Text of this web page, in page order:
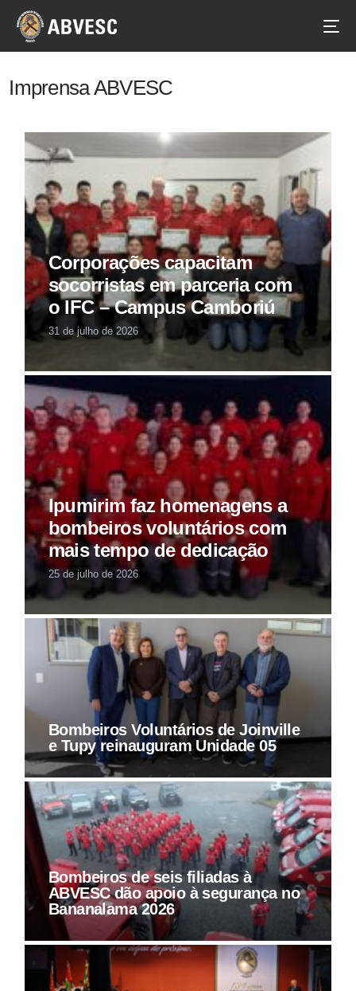
Imprensa ABVESC
Corporações capacitam
socorristas em parceria com
o IFC – Campus Camboriú
31 de julho de 2026
Ipumirim faz homenagens a
bombeiros voluntários com
mais tempo de dedicação
25 de julho de 2026
Bombeiros Voluntários de Joinville
e Tupy reinauguram Unidade 05
Bombeiros de seis filiadas à
ABVESC dão apoio à segurança no
Bananalama 2026